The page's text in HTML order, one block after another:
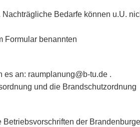
Bedarfe können u.U.
Formular benannten
an: raumplanung@b-tu.de .
und die Brandschutzordnung
Betriebsvorschriften der